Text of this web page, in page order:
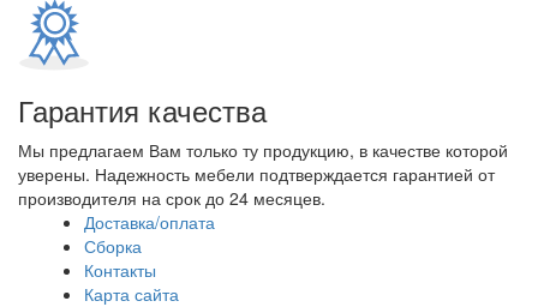
Гарантия качества
Мы предлагаем Вам только ту продукцию, в качестве которой
уверены. Надежность мебели подтверждается гарантией от
производителя на срок до 24 месяцев.
Доставка/оплата
Сборка
Контакты
Карта сайта